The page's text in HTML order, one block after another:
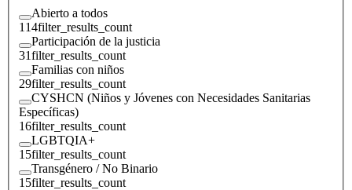
Abierto a todos
114filter_results_count
Participación de la justicia
31filter_results_count
Familias con niños
29filter_results_count
CYSHCN (Niños y Jóvenes con Necesidades Sanitarias
Específicas)
16filter_results_count
LGBTQIA+
15filter_results_count
Transgénero / No Binario
15filter_results_count